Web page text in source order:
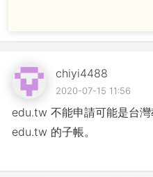
chiyi4488
2020-07-15 11:56
edu.tw 不能申請可能是台
edu.tw 的子帳。